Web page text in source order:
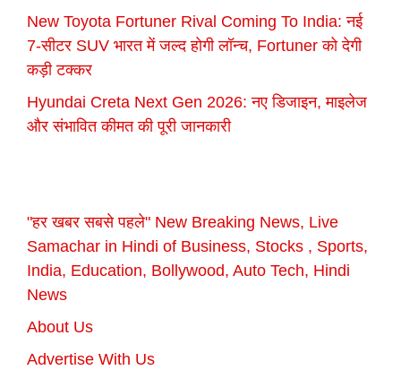
New Toyota Fortuner Rival Coming To India: नई
7-सीटर SUV भारत में जल्द होगी लॉन्च, Fortuner को देगी
कड़ी टक्कर
Hyundai Creta Next Gen 2026: नए डिजाइन, माइलेज
और संभावित कीमत की पूरी जानकारी
"हर खबर सबसे पहले" New Breaking News, Live
Samachar in Hindi of Business, Stocks , Sports,
India, Education, Bollywood, Auto Tech, Hindi
News
About Us
Advertise With Us